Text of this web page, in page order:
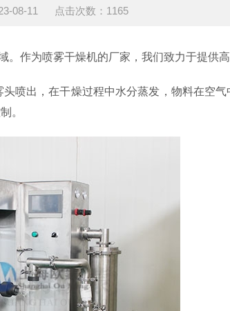
08-11 点击次数：1165
作为喷雾干燥机的厂家，我们致力于提供
喷出，在干燥过程中水分蒸发，物料在空
。